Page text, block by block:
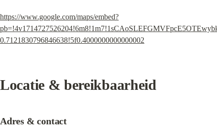
https://www.google.com/maps/embed?
0.7121830796846638!5f0.4000000000000002
Locatie & bereikbaarheid
Adres & contact